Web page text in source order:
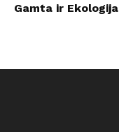
Gamta ir Ekologija